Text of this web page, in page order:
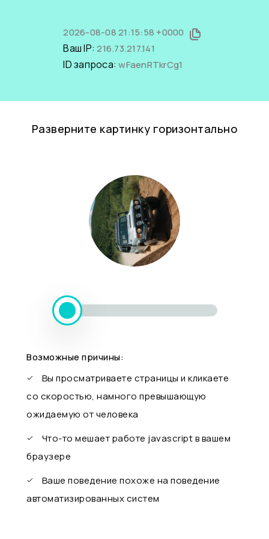
2026-08-08 21:15:58 +0000
Ваш IP:216.73.217.141
ID запроса:wFaenRTkrCg1
Разверните картинку горизонтально
Возможные причины:
Вы просматриваете страницы и кликаете
со скоростью, намного превышающую
ожидаемую от человека
Что-то мешает работе javascript в вашем
браузере
Ваше поведение похоже на поведение
автоматизированных систем